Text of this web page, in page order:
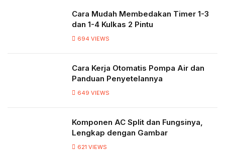
Cara Mudah Membedakan Timer 1-3
dan 1-4 Kulkas 2 Pintu
694 VIEWS
Cara Kerja Otomatis Pompa Air dan
Panduan Penyetelannya
649 VIEWS
Komponen AC Split dan Fungsinya,
Lengkap dengan Gambar
621 VIEWS